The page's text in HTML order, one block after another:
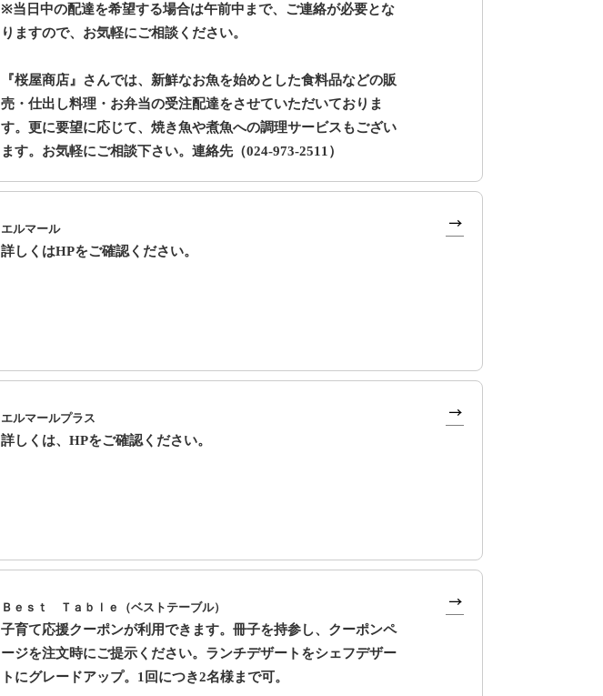
※当日中の配達を希望する場合は午前中まで、ご連絡が必要とな
りますので、お気軽にご相談ください。
『桜屋商店』さんでは、新鮮なお魚を始めとした食料品などの販
売・仕出し料理・お弁当の受注配達をさせていただいておりま
す。更に要望に応じて、焼き魚や煮魚への調理サービスもござい
ます。お気軽にご相談下さい。連絡先（024-973-2511）
エルマール
詳しくはHPをご確認ください。
エルマールプラス
詳しくは、HPをご確認ください。
Ｂｅｓｔ Ｔａｂｌｅ（ベストテーブル）
子育て応援クーポンが利用できます。冊子を持参し、クーポンペ
ージを注文時にご提示ください。ランチデザートをシェフデザー
トにグレードアップ。1回につき2名様まで可。